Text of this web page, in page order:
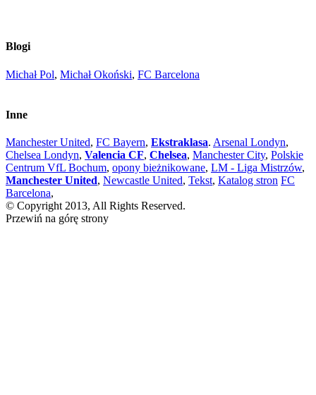
Blogi
Michał Pol, Michał Okoński, FC Barcelona
Inne
Manchester United, FC Bayern, Ekstraklasa. Arsenal Londyn,
Chelsea Londyn, Valencia CF, Chelsea, Manchester City, Polskie
Centrum VfL Bochum, opony bieżnikowane, LM - Liga Mistrzów,
Manchester United, Newcastle United, Tekst, Katalog stron FC
Barcelona,
© Copyright 2013, All Rights Reserved.
Przewiń na górę strony